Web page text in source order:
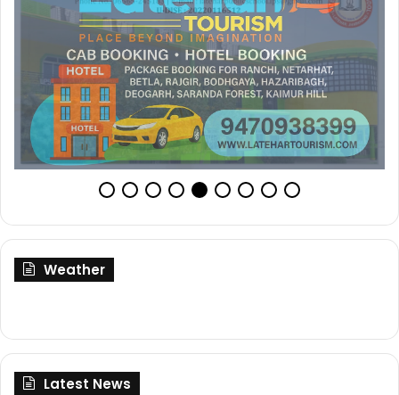
Weather
Latest News